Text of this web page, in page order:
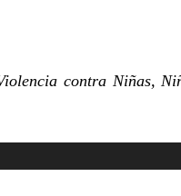
contra Niñas,